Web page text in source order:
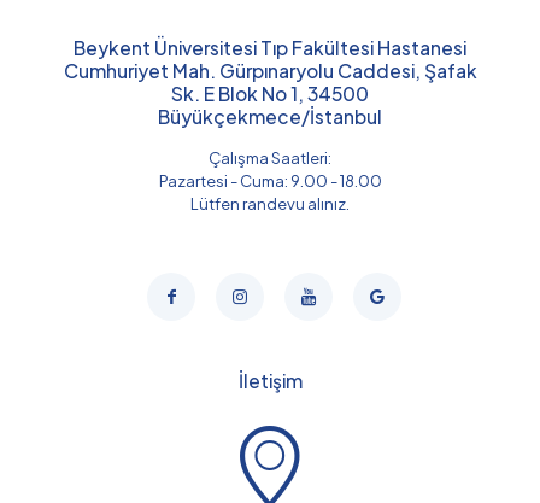
Beykent Üniversitesi Tıp Fakültesi Hastanesi
Cumhuriyet Mah. Gürpınaryolu Caddesi, Şafak
Sk. E Blok No 1, 34500
Büyükçekmece/İstanbul
Çalışma Saatleri:
Pazartesi - Cuma: 9.00 - 18.00
Lütfen randevu alınız.
İletişim